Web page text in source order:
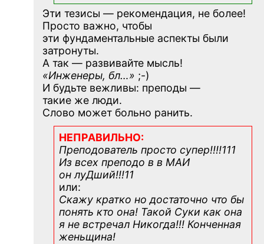
Эти тезисы — рекомендация, не более!
Просто важно, чтобы
эти фундаментальные аспекты были
затронуты.
А так — развивайте мысль!
«Инженеры, бл…» ;-)
И будьте вежливы: преподы —
такие же люди.
Слово может больно ранить.
НЕПРАВИЛЬНО:
Преподователь просто супер!!!!111
Из всех преподо в в МАИ
он луДший!!!11
или:
Скажу кратко но достаточно что бы
понять кто она! Такой Суки как она
я не встречал Никогда!!! Конченная
женьщина!